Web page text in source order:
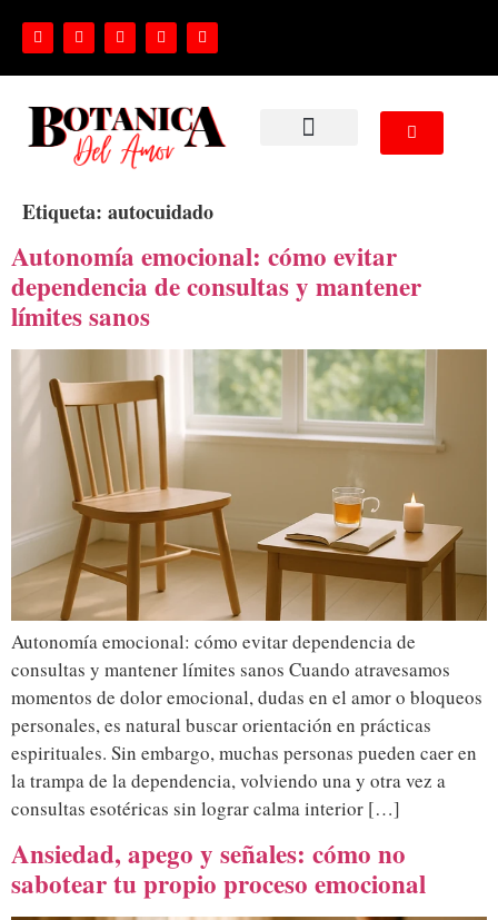
Etiqueta: autocuidado
Autonomía emocional: cómo evitar
dependencia de consultas y mantener
límites sanos
Autonomía emocional: cómo evitar dependencia de
consultas y mantener límites sanos Cuando atravesamos
momentos de dolor emocional, dudas en el amor o bloqueos
personales, es natural buscar orientación en prácticas
espirituales. Sin embargo, muchas personas pueden caer en
la trampa de la dependencia, volviendo una y otra vez a
consultas esotéricas sin lograr calma interior […]
Ansiedad, apego y señales: cómo no
sabotear tu propio proceso emocional